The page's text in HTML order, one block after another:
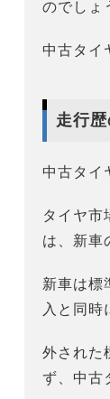
のでしょ
中古タイ
走行
中古タイ
タイヤ市
は、新車
新車は標
入と同時
外された
ず、中古